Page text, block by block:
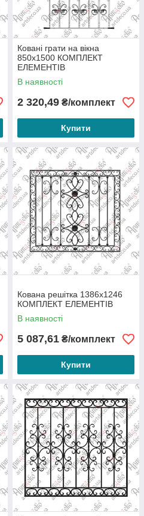
Ковані грати на вікна
850х1500 КОМПЛЕКТ
ЕЛЕМЕНТІВ
В наявності
2 320,49 ₴/комплект
Купити
Кована решітка 1386х1246
КОМПЛЕКТ ЕЛЕМЕНТІВ
В наявності
5 087,61 ₴/комплект
Купити